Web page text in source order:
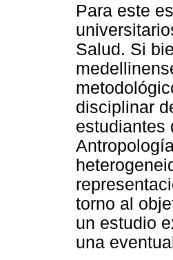
Para este
Salud. Si
disciplinar
estudiantes
torno al
un estudio
una